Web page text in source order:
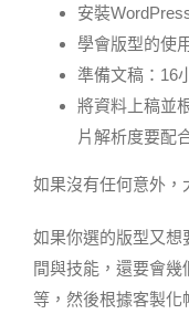
安裝
學會版型的使
準備文稿：16
將資料上稿並
片解析度要配
如果沒有任何意外，
如果你選的版型又想
間與技能，還要會
等，然後根據客製化